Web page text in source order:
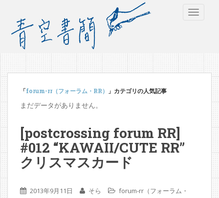
「forum-rr（フォーラム・RR） 」カテゴリの人気記事
まだデータがありません。
[postcrossing forum RR]
#012 “KAWAII/CUTE RR”
クリスマスカード
2013年9月11日 そら
forum-rr（フォーラム・